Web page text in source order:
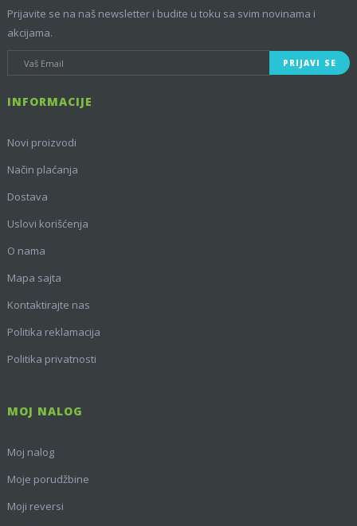
Prijavite se na naš newsletter i budite u toku sa svim novinama i
akcijama.
PRIJAVI SE
INFORMACIJE
Novi proizvodi
Način plaćanja
Dostava
Uslovi korišćenja
O nama
Mapa sajta
Kontaktirajte nas
Politika reklamacija
Politika privatnosti
MOJ NALOG
Moj nalog
Moje porudžbine
Moji reversi